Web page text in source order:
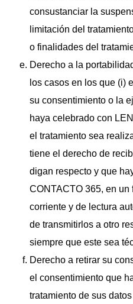
consustanciar la
limitación del
o finalidades del
Derecho a la
los casos en los que (i)
su consentimiento o la
haya celebrado con
el tratamiento sea
tiene el derecho de
digan respecto y que
CONTACTO 365, en un
corriente y de lectura
de transmitirlos a otro
siempre que este sea
Derecho a retirar su
el consentimiento que
tratamiento de sus